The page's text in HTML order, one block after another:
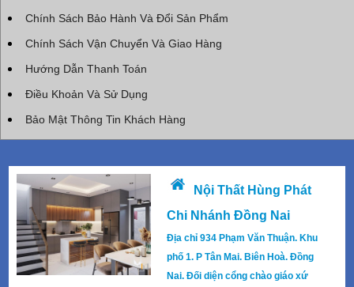
Chính Sách Bảo Hành Và Đổi Sản Phẩm
Chính Sách Vận Chuyển Và Giao Hàng
Hướng Dẫn Thanh Toán
Điều Khoản Và Sử Dụng
Bảo Mật Thông Tin Khách Hàng
Nội Thất Hùng Phát
Chi Nhánh Đồng Nai
Địa chỉ 934 Phạm Văn Thuận. Khu
phố 1. P Tân Mai. Biên Hoà. Đồng
Nai. Đối diện cổng chào giáo xứ